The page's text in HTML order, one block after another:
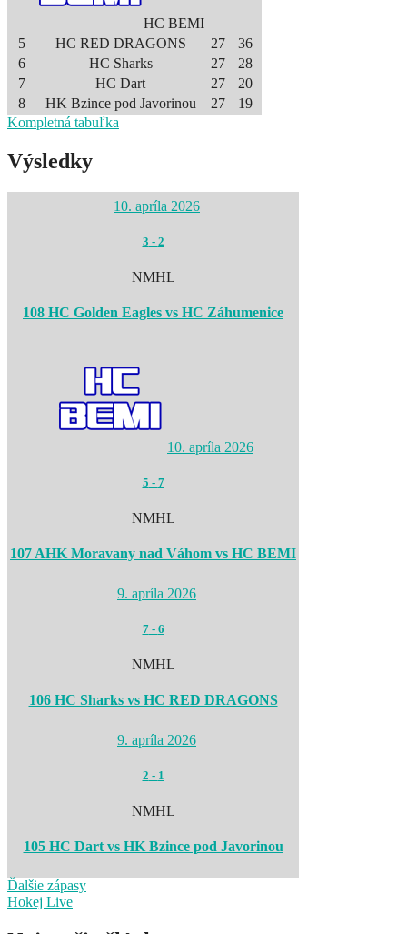
HC BEMI
5 HC RED DRAGONS 27
36
6
HC Sharks 27
28
7
HC Dart 27
20
8
HK Bzince pod Javorinou 27
19
Kompletná tabuľka
Výsledky
10. apríla 2026
3 - 2
NMHL
108 HC Golden Eagles vs HC Záhumenice
10. apríla 2026
5 - 7
NMHL
107 AHK Moravany nad Váhom vs HC BEMI
9. apríla 2026
7- 6
NMHL
106 HC Sharks vs HC RED DRAGONS
9. apríla 2026
2 - 1
NMHL
105 HC Dart vs HK Bzince pod Javorinou
Ďalšie zápasy
Hokej Live